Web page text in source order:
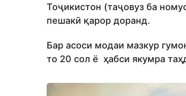
Тоҷикистон (таҷовуз ба
пешакӣ қарор доранд.
Бар асоси модаи мазкур
то 20 сол ё ҳабси якумра